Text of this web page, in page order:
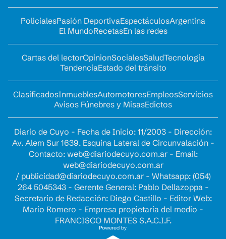
PolicialesPasión DeportivaEspectáculosArgentina
El MundoRecetasEn las redes
Cartas del lectorOpinionSocialesSaludTecnología
TendenciaEstado del tránsito
ClasificadosInmueblesAutomotoresEmpleosServicios
Avisos Fúnebres y MisasEdictos
Diario de Cuyo - Fecha de Inicio: 11/2003 - Dirección:
Av. Alem Sur 1639. Esquina Lateral de Circunvalación -
Contacto: web@diariodecuyo.com.ar- Email:
web@diariodecuyo.com.ar
/ publicidad@diariodecuyo.com.ar- Whatsapp: (054)
264 5045343 - Gerente General: Pablo Dellazoppa -
Secretario de Redacción: Diego Castillo - Editor Web:
Mario Romero - Empresa propietaria del medio -
FRANCISCO MONTES S.A.C.I.F.